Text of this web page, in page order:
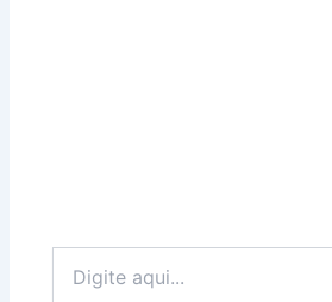
aqui...